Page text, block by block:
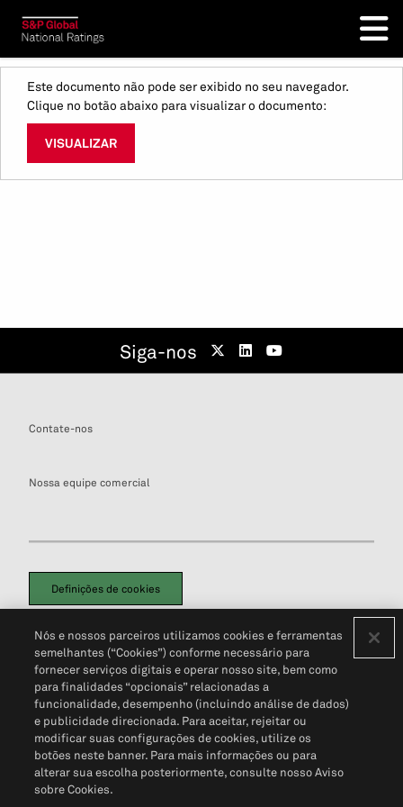
Este documento não pode ser exibido no seu navegador.
Clique no botão abaixo para visualizar o documento:
VISUALIZAR
Siga-nos
Contate-nos
Nossa equipe comercial
Definições de cookies
Política de PrivacidadePortal de privacidade do cliente (em inglês)
Não Venda Minhas Informações Pessoais© 2026 S&P Global
Nós e nossos parceiros utilizamos cookies e ferramentas
semelhantes (“Cookies”) conforme necessário para
fornecer serviços digitais e operar nosso site, bem como
para finalidades “opcionais” relacionadas a
funcionalidade, desempenho (incluindo análise de dados)
e publicidade direcionada. Para aceitar, rejeitar ou
modificar suas configurações de cookies, utilize os
botões neste banner. Para mais informações ou para
alterar sua escolha posteriormente, consulte nosso Aviso
sobre Cookies.